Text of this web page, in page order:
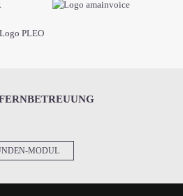
MODUL